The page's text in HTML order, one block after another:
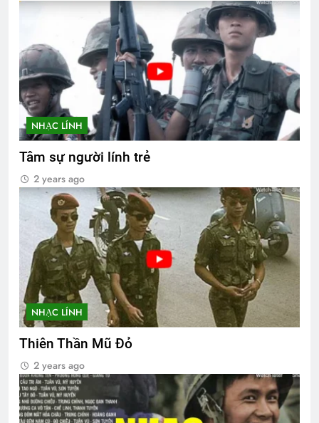
NHẠC LÍNH
Tâm sự người lính trẻ
2 years ago
NHẠC LÍNH
Thiên Thần Mũ Đỏ
2 years ago